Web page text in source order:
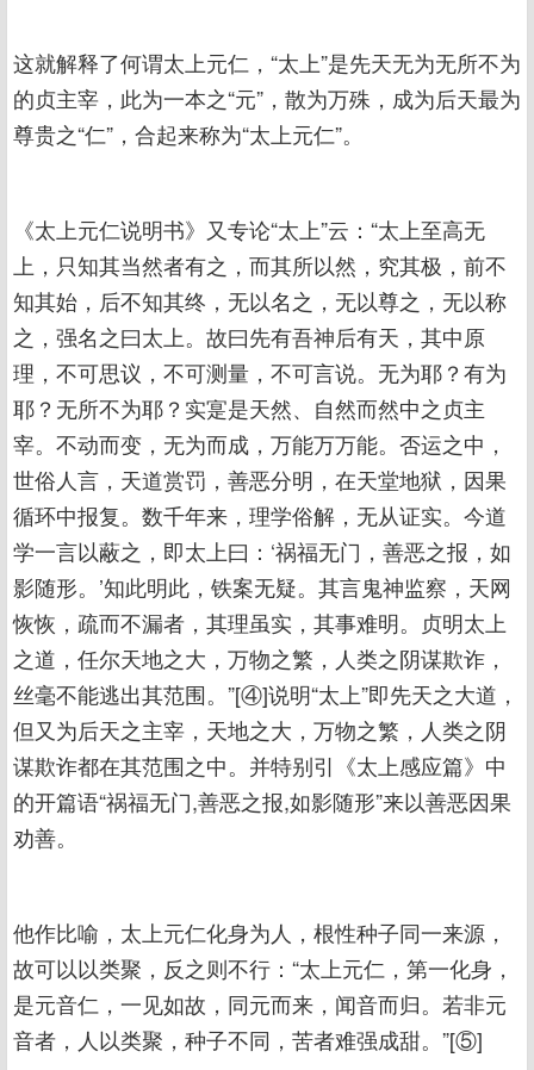
这就解释了何谓太上元仁，“太上”是先天无为无所不为
的贞主宰，此为一本之“元”，散为万殊，成为后天最为
尊贵之“仁”，合起来称为“太上元仁”。
《太上元仁说明书》又专论“太上”云：“太上至高无
上，只知其当然者有之，而其所以然，究其极，前不
知其始，后不知其终，无以名之，无以尊之，无以称
之，强名之曰太上。故曰先有吾神后有天，其中原
理，不可思议，不可测量，不可言说。无为耶？有为
耶？无所不为耶？实寔是天然、自然而然中之贞主
宰。不动而变，无为而成，万能万万能。否运之中，
世俗人言，天道赏罚，善恶分明，在天堂地狱，因果
循环中报复。数千年来，理学俗解，无从证实。今道
学一言以蔽之，即太上曰：‘祸福无门，善恶之报，如
影随形。’知此明此，铁案无疑。其言鬼神监察，天网
恢恢，疏而不漏者，其理虽实，其事难明。贞明太上
之道，任尔天地之大，万物之繁，人类之阴谋欺诈，
丝毫不能逃出其范围。”[④]说明“太上”即先天之大道，
但又为后天之主宰，天地之大，万物之繁，人类之阴
谋欺诈都在其范围之中。并特别引《太上感应篇》中
的开篇语“祸福无门,善恶之报,如影随形”来以善恶因果
劝善。
他作比喻，太上元仁化身为人，根性种子同一来源，
故可以以类聚，反之则不行：“太上元仁，第一化身，
是元音仁，一见如故，同元而来，闻音而归。若非元
音者，人以类聚，种子不同，苦者难强成甜。”[⑤]